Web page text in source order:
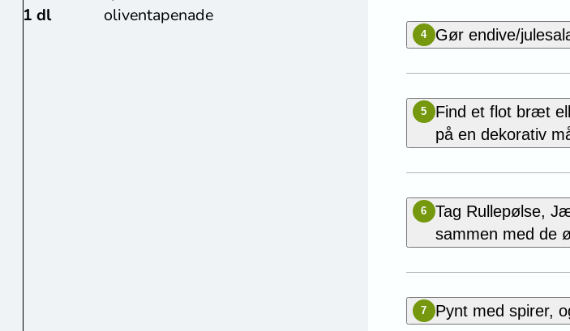
1 dl
oliventapenade
4 Gør endive/
5
Find et flot bræt
på en dekorativ
6
Tag Rullepølse,
sammen med de
7 Pynt med spirer,